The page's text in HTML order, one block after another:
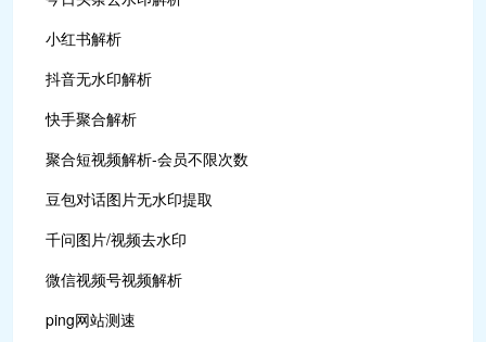
小红书解析
抖音无水印解析
快手聚合解析
聚合短视频解析-会员不限次数
豆包对话图片无水印提取
千问图片/视频去水印
微信视频号视频解析
ping网站测速